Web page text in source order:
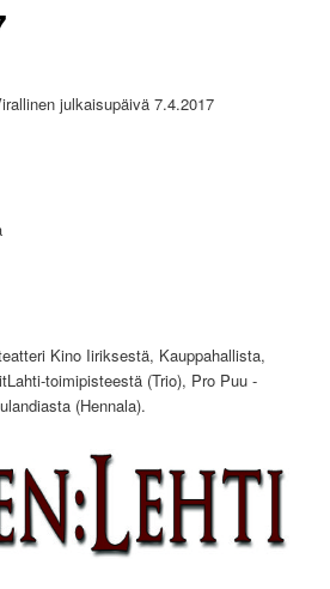
julkaisupäivä 7.4.2017
Kino Iiriksestä, Kauppahallista,
toimipisteestä (Trio), Pro Puu -
(Hennala).